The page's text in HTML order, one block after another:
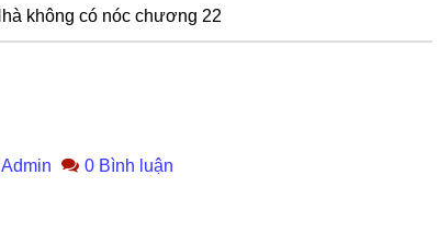
không có nóc chương 22
Admin 0 Bình luận